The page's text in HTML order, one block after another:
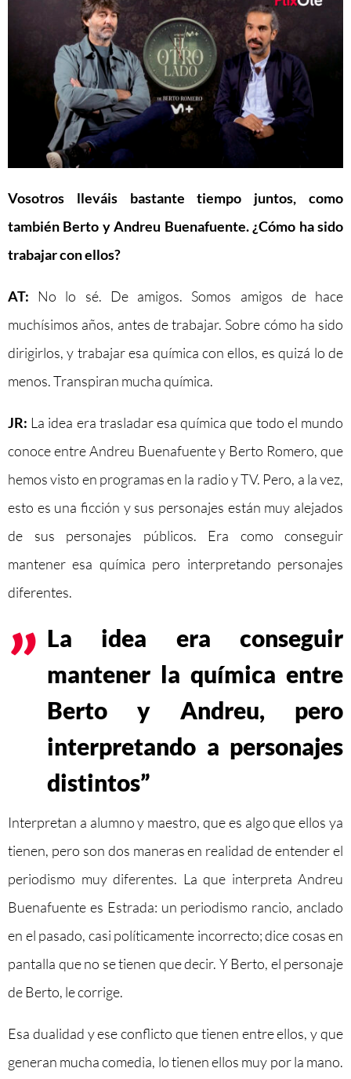
Vosotros lleváis bastante tiempo juntos, como
también Berto y Andreu Buenafuente. ¿Cómo ha sido
trabajar con ellos?
AT: No lo sé. De amigos. Somos amigos de hace
muchísimos años, antes de trabajar. Sobre cómo ha sido
dirigirlos, y trabajar esa química con ellos, es quizá lo de
menos. Transpiran mucha química.
JR: La idea era trasladar esa química que todo el mundo
conoce entre Andreu Buenafuente y Berto Romero, que
hemos visto en programas en la radio y TV. Pero, a la vez,
esto es una ficción y sus personajes están muy alejados
de sus personajes públicos. Era como conseguir
mantener esa química pero interpretando personajes
diferentes.
La idea era conseguir
mantener la química entre
Berto y Andreu, pero
interpretando a personajes
distintos”
Interpretan a alumno y maestro, que es algo que ellos ya
tienen, pero son dos maneras en realidad de entender el
periodismo muy diferentes. La que interpreta Andreu
Buenafuente es Estrada: un periodismo rancio, anclado
en el pasado, casi políticamente incorrecto; dice cosas en
pantalla que no se tienen que decir. Y Berto, el personaje
de Berto, le corrige.
Esa dualidad y ese conflicto que tienen entre ellos, y que
generan mucha comedia, lo tienen ellos muy por la mano.